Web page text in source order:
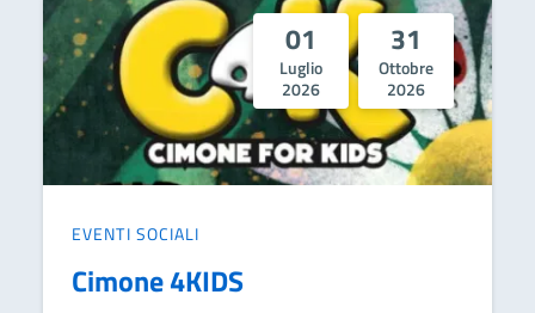
01
Luglio
2026
31
Ottobre
2026
EVENTI SOCIALI
Cimone 4KIDS